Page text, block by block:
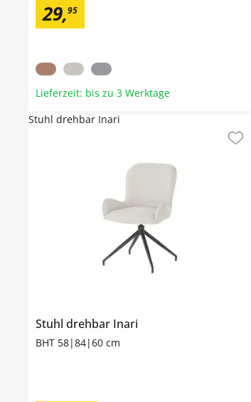
29,95
Lieferzeit: bis zu 3 Werktage
Stuhl drehbar Inari
BHT 58|84|60 cm
Stuhl drehbar Inari